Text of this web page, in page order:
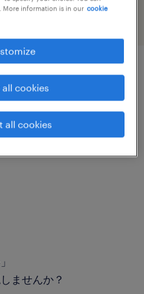
包、入出荷、フォークリ
ませんか？
More information is in our cookie
cookies
all cookies